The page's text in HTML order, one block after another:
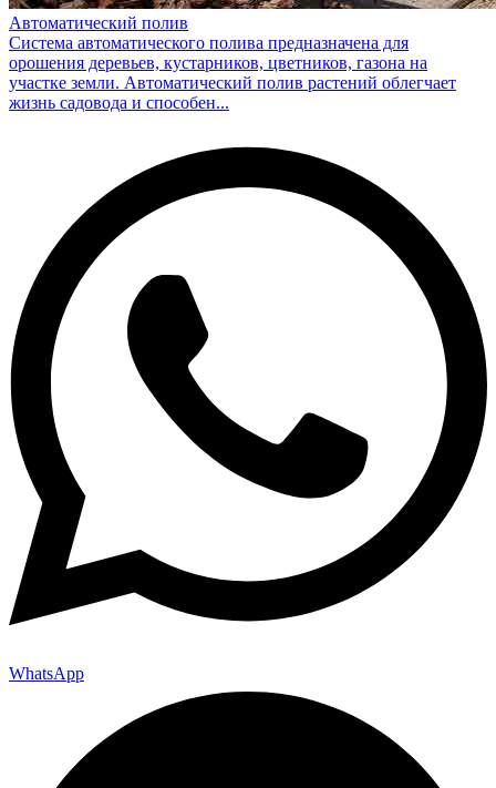
Автоматический полив
Система автоматического полива предназначена для
орошения деревьев, кустарников, цветников, газона на
участке земли. Автоматический полив растений облегчает
жизнь садовода и способен...
WhatsApp